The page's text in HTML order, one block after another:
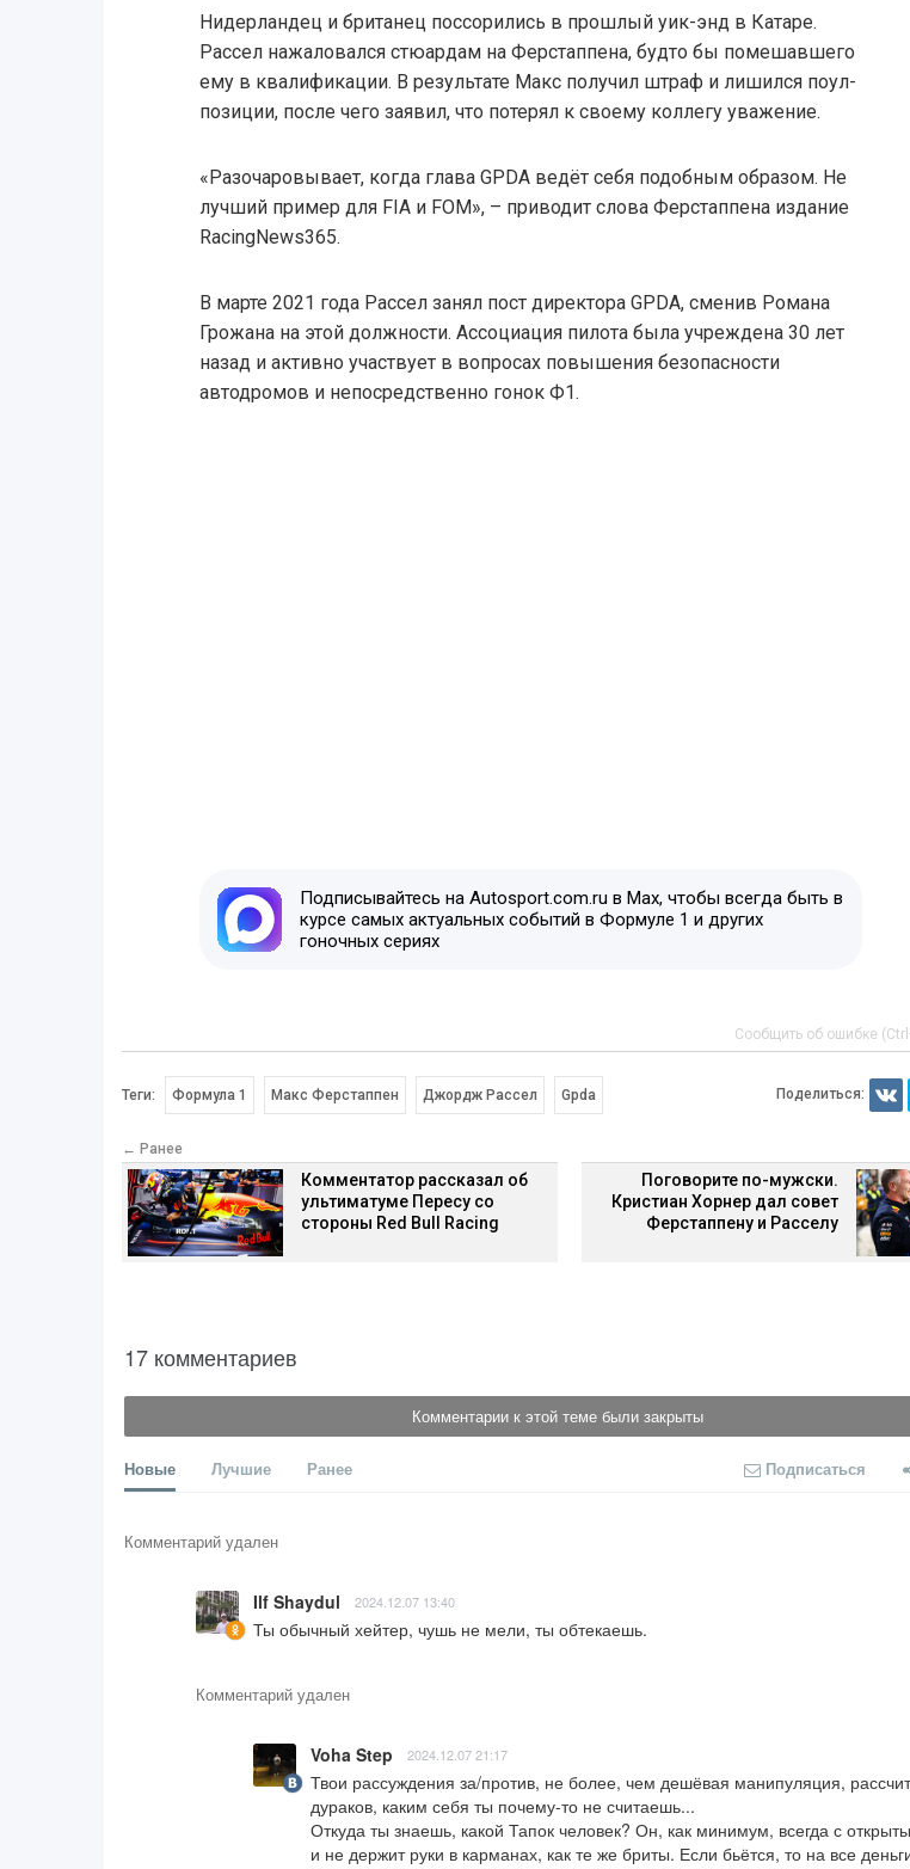
Нидерландец и британец поссорились в прошлый уик-энд в Катаре.
Рассел нажаловался стюардам на Ферстаппена, будто бы помешавшего
ему в квалификации. В результате Макс получил штраф и лишился поул-
позиции, после чего заявил, что потерял к своему коллегу уважение.
«Разочаровывает, когда глава GPDA ведёт себя подобным образом. Не
лучший пример для FIA и FOM», – приводит слова Ферстаппена издание
RacingNews365.
В марте 2021 года Рассел занял пост директора GPDA, сменив Романа
Грожана на этой должности. Ассоциация пилота была учреждена 30 лет
назад и активно участвует в вопросах повышения безопасности
автодромов и непосредственно гонок Ф1.
Подписывайтесь на Autosport.com.ru в Max, чтобы всегда быть в
курсе самых актуальных событий в Формуле 1 и других
гоночных сериях
Сообщить об ошибке
Теги: Формула 1 Макс Ферстаппен Джордж Рассел Gpda Поделиться:
← Ранее
Комментатор рассказал об
ультиматуме Пересу со
стороны Red Bull Racing
Поговорите по-мужски.
Кристиан Хорнер дал совет
Ферстаппену и Расселу
17 комментариев
Комментарии к этой теме были закрыты
Новые Лучшие Ранее Подписаться
Комментарий удален
Ilf Shaydul 2024.12.07 13:40
Ты обычный хейтер, чушь не мели, ты обтекаешь.
Комментарий удален
Voha Step 2024.12.07 21:17
Твои рассуждения за/против, не более, чем дешёвая манипуляция,
дураков, каким себя ты почему-то не считаешь...
Откуда ты знаешь, какой Тапок человек? Он, как минимум, всегда с
и не держит руки в карманах, как те же бриты. Если бьётся, то на все